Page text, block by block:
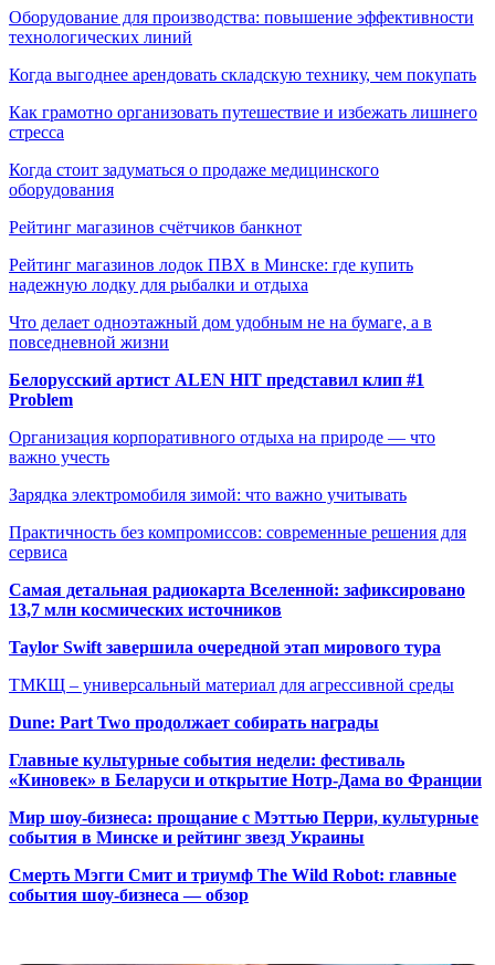
Оборудование для производства: повышение эффективности
технологических линий
Когда выгоднее арендовать складскую технику, чем покупать
Как грамотно организовать путешествие и избежать лишнего
стресса
Когда стоит задуматься о продаже медицинского
оборудования
Рейтинг магазинов счётчиков банкнот
Рейтинг магазинов лодок ПВХ в Минске: где купить
надежную лодку для рыбалки и отдыха
Что делает одноэтажный дом удобным не на бумаге, а в
повседневной жизни
Белорусский артист ALEN HIT представил клип #1
Problem
Организация корпоративного отдыха на природе — что
важно учесть
Зарядка электромобиля зимой: что важно учитывать
Практичность без компромиссов: современные решения для
сервиса
Самая детальная радиокарта Вселенной: зафиксировано
13,7 млн космических источников
Taylor Swift завершила очередной этап мирового тура
ТМКЩ – универсальный материал для агрессивной среды
Dune: Part Two продолжает собирать награды
Главные культурные события недели: фестиваль
«Киновек» в Беларуси и открытие Нотр-Дама во Франции
Мир шоу-бизнеса: прощание с Мэттью Перри, культурные
события в Минске и рейтинг звезд Украины
Смерть Мэгги Смит и триумф The Wild Robot: главные
события шоу-бизнеса — обзор